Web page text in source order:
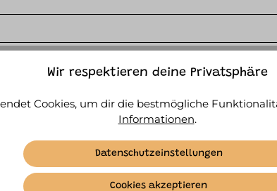
Wir respektieren deine Privatsphäre
Cookies, um dir die bestmögliche
Informationen.
Datenschutzeinstellungen
Cookies akzeptieren